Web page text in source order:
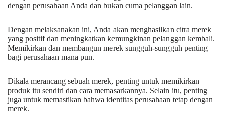
dengan perusahaan Anda dan bukan cuma pelanggan lain.
Dengan melaksanakan ini, Anda akan menghasilkan citra merek
yang positif dan meningkatkan kemungkinan pelanggan kembali.
Memikirkan dan membangun merek sungguh-sungguh penting
bagi perusahaan mana pun.
Dikala merancang sebuah merek, penting untuk memikirkan
produk itu sendiri dan cara memasarkannya. Selain itu, penting
juga untuk memastikan bahwa identitas perusahaan tetap dengan
merek.